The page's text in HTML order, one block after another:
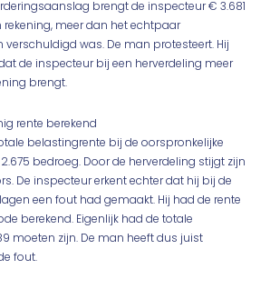
brengt de inspecteur € 3.681
meer dan het echtpaar
was. De man protesteert. Hij
de inspecteur bij een herverdeling meer
brengt.
rente berekend
belastingrente bij de oorspronkelijke
bedroeg. Door de herverdeling stijgt zijn
De inspecteur erkent echter dat hij bij de
een fout had gemaakt. Hij had de rente
berekend. Eigenlijk had de totale
moeten zijn. De man heeft dus juist
fout.